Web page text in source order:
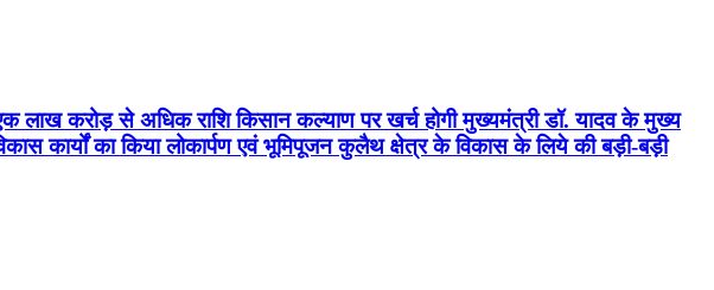
लाख करोड़ से अधिक राशि किसान कल्याण पर खर्च होगी मुख्यमंत्री डॉ. यादव के मुख्य
का किया लोकार्पण एवं भूमिपूजन कुलैथ क्षेत्र के विकास के लिये की बड़ी-बड़ी